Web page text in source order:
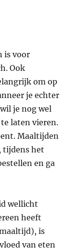
is voor
Ook
om op
je echter
je nog wel
laten vieren.
Maaltijden
tijdens het
en ga
wellicht
heeft
is
van eten